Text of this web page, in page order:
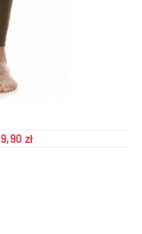
9,90 zł